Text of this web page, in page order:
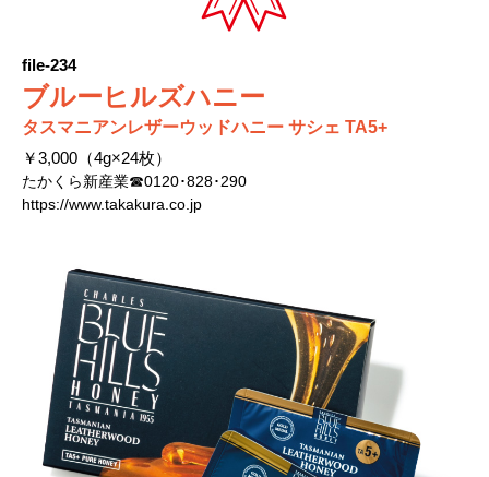
file-234
ブルーヒルズハニー
タスマニアンレザーウッドハニー サシェ TA5+
￥3,000（4g×24枚）
たかくら新産業☎0120･828･290
https://www.takakura.co.jp